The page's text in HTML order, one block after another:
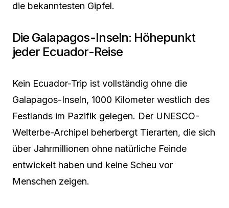
die bekanntesten Gipfel.
Die Galapagos-Inseln: Höhepunkt
jeder Ecuador-Reise
Kein Ecuador-Trip ist vollständig ohne die
Galapagos-Inseln, 1000 Kilometer westlich des
Festlands im Pazifik gelegen. Der UNESCO-
Welterbe-Archipel beherbergt Tierarten, die sich
über Jahrmillionen ohne natürliche Feinde
entwickelt haben und keine Scheu vor
Menschen zeigen.